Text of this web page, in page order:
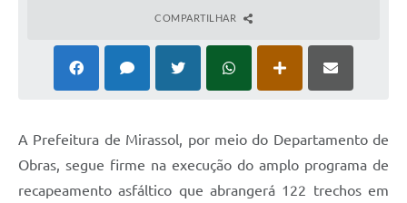
COMPARTILHAR
A Prefeitura de Mirassol, por meio do Departamento de
Obras, segue firme na execução do amplo programa de
recapeamento asfáltico que abrangerá 122 trechos em